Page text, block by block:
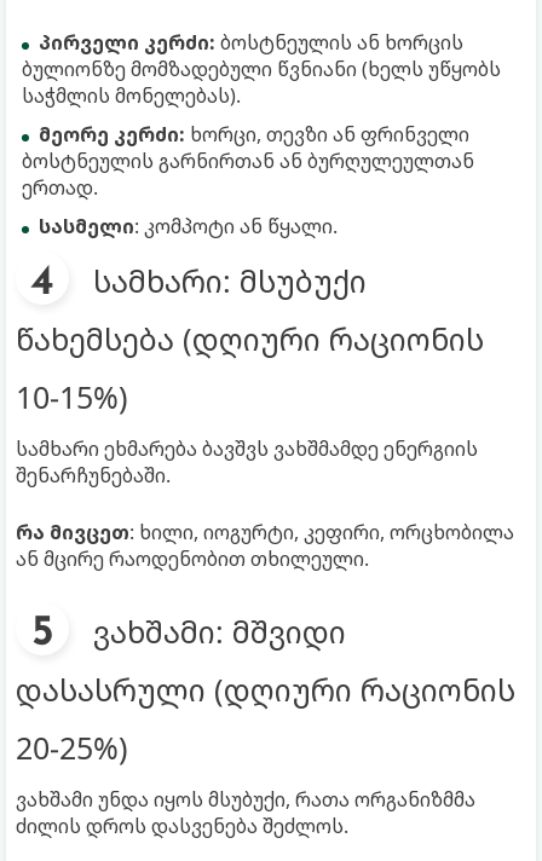
პირველი კერძი: ბოსტნეულის ან ხორცის
ბულიონზე მომზადებული წვნიანი (ხელს უწყობს
საჭმლის მონელებას).
მეორე კერძი: ხორცი, თევზი ან ფრინველი
ბოსტნეულის გარნირთან ან ბურღულეულთან
ერთად.
სასმელი: კომპოტი ან წყალი.
სამხარი: მსუბუქი
წახემსება (დღიური რაციონის
10-15%)
სამხარი ეხმარება ბავშვს ვახშმამდე ენერგიის
შენარჩუნებაში.
რა მივცეთ: ხილი, იოგურტი, კეფირი, ორცხობილა
ან მცირე რაოდენობით თხილეული.
ვახშამი: მშვიდი
დასასრული (დღიური რაციონის
20-25%)
ვახშამი უნდა იყოს მსუბუქი, რათა ორგანიზმმა
ძილის დროს დასვენება შეძლოს.